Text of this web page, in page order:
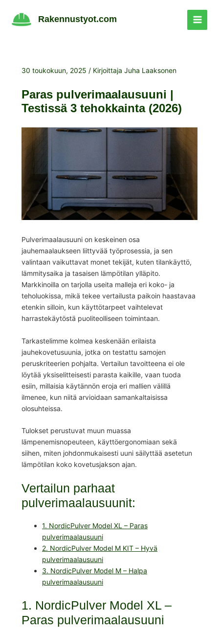
sisältöön
Rakennustyot.com
30 toukokuun, 2025 / Kirjoittaja Juha Laaksonen
Paras pulverimaalausuuni |
Testissä 3 tehokkainta (2026)
Pulverimaalausuuni on keskeinen osa
jauhemaalaukseen liittyvää työprosessia, ja sen
valintaan vaikuttavat monet tekijät, kuten tilankäyttö,
lämmitysaika ja tasaisen lämpötilan ylläpito.
Markkinoilla on tarjolla useita malleja eri koko- ja
teholuokissa, mikä tekee vertailusta paikoin haastavaa
etenkin silloin, kun käyttötarpeet vaihtelevat
harrastekäytöstä puoliteolliseen toimintaan.
Tarkastelimme kolmea keskenään erilaista
jauhekovetusuunia, jotka on testattu samojen
peruskriteerien pohjalta. Vertailun tavoitteena ei ole
löytää yksiselitteisesti parasta kaikille, vaan tuoda
esiin, millaisia käytännön eroja eri mallien välillä
ilmenee, kun niitä arvioidaan samankaltaisissa
olosuhteissa.
Tulokset perustuvat muun muassa
lämpenemisnopeuteen, käyttöergonomiaan sekä
siihen, miten johdonmukaisesti uuni säilyttää asetetun
lämpötilan koko kovetusjakson ajan.
Vertailun parhaat
pulverimaalausuunit:
1. NordicPulver Model XL – Paras
pulverimaalausuuni
2. NordicPulver Model M KIT – Hyvä
pulverimaalausuuni
3. NordicPulver Model M – Halpa
pulverimaalausuuni
1. NordicPulver Model XL –
Paras pulverimaalausuuni